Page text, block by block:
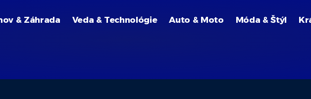
& Záhrada Veda & Technológie Auto & Moto Móda & Štýl